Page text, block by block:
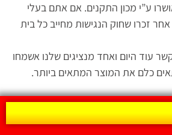
ע”י מכון התקנים. אם אתם בעלי
זכרו שחוק הנגישות מחייב כל בית
עוד היום ואחד מנציגים שלנו אשמחו
כלם את המוצר המתאים ביותר.